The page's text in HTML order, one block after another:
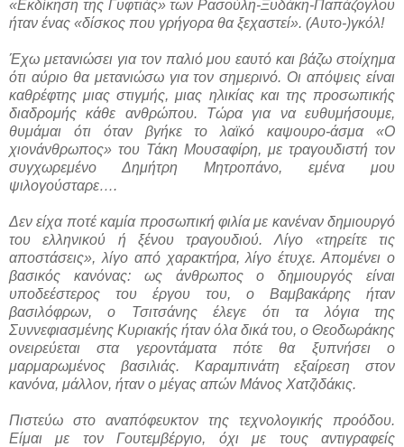
«Εκδίκηση της Γυφτιάς» των Ρασούλη-Ξυδάκη-Παπάζογλου
ήταν ένας «δίσκος που γρήγορα θα ξεχαστεί». (Αυτο-)γκόλ!
Έχω μετανιώσει για τον παλιό μου εαυτό και βάζω στοίχημα
ότι αύριο θα μετανιώσω για τον σημερινό. Οι απόψεις είναι
καθρέφτης μιας στιγμής, μιας ηλικίας και της προσωπικής
διαδρομής κάθε ανθρώπου. Τώρα για να ευθυμήσουμε,
θυμάμαι ότι όταν βγήκε το λαϊκό καψουρο-άσμα «Ο
χιονάνθρωπος» του Τάκη Μουσαφίρη, με τραγουδιστή τον
συγχωρεμένο Δημήτρη Μητροπάνο, εμένα μου
ψιλογούσταρε….
Δεν είχα ποτέ καμία προσωπική φιλία με κανέναν δημιουργό
του ελληνικού ή ξένου τραγουδιού. Λίγο «τηρείτε τις
αποστάσεις», λίγο από χαρακτήρα, λίγο έτυχε. Απομένει ο
βασικός κανόνας: ως άνθρωπος ο δημιουργός είναι
υποδεέστερος του έργου του, ο Βαμβακάρης ήταν
βασιλόφρων, ο Τσιτσάνης έλεγε ότι τα λόγια της
Συννεφιασμένης Κυριακής ήταν όλα δικά του, ο Θεοδωράκης
ονειρεύεται στα γεροντάματα πότε θα ξυπνήσει ο
μαρμαρωμένος βασιλιάς. Καραμπινάτη εξαίρεση στον
κανόνα, μάλλον, ήταν ο μέγας απών Μάνος Χατζιδάκις.
Πιστεύω στο αναπόφευκτον της τεχνολογικής προόδου.
Είμαι με τον Γουτεμβέργιο, όχι με τους αντιγραφείς